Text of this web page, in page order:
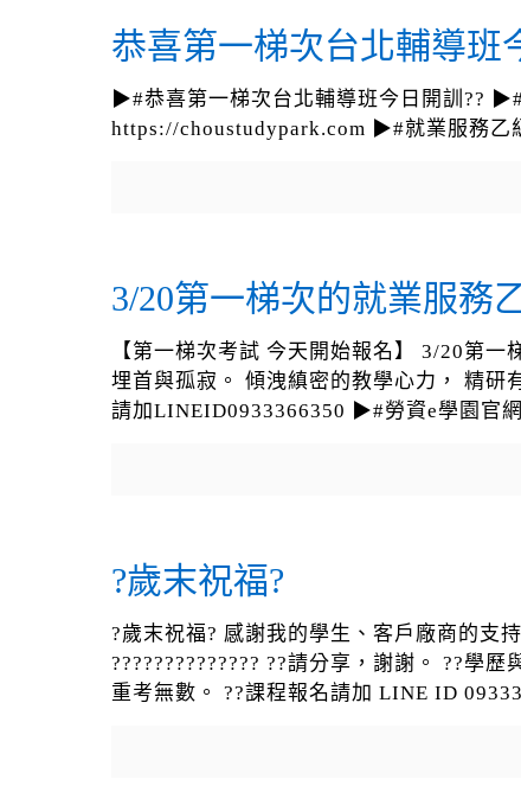
恭喜第一梯次台北輔導班
▶#恭喜第一梯次台北輔導班今日開訓??
https://choustudypark.com ▶#就業服務乙
3/20第一梯次的就業服務
【第一梯次考試 今天開始報名】 3/20第
埋首與孤寂。 傾洩縝密的教學心力， 精
請加LINEID0933366350 ▶#勞資e學園官
?歲末祝福?
?歲末祝福? 感謝我的學生、客戶廠商的支
?????????????? ??請分享，謝謝。 ??學
重考無數。 ??課程報名請加 LINE ID